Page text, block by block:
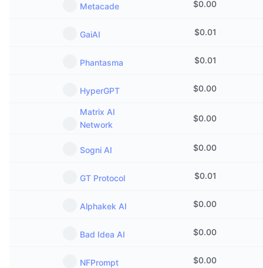
Metacade $0.00
GaiAI $0.01
Phantasma $0.01
HyperGPT $0.00
Matrix AI
Network
$0.00
Sogni AI $0.00
GT Protocol $0.01
Alphakek AI $0.00
Bad Idea AI $0.00
NFPrompt $0.00